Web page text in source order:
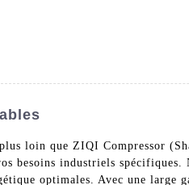
loin que ZIQI Compressor
besoins industriels spécifiques.
optimales. Avec une large